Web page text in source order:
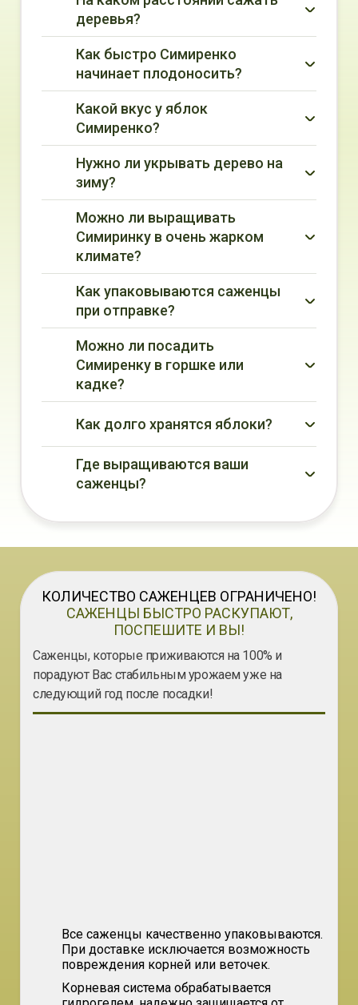
деревья?
Как быстро Симиренко
начинает плодоносить?
Какой вкус у яблок
Симиренко?
Нужно ли укрывать дерево на
зиму?
Можно ли выращивать
Симиринку в очень жарком
климате?
Как упаковываются саженцы
при отправке?
Можно ли посадить
Симиренку в горшке или
кадке?
Как долго хранятся яблоки?
Где выращиваются ваши
саженцы?
КОЛИЧЕСТВО САЖЕНЦЕВ ОГРАНИЧЕНО!
CАЖЕНЦЫ БЫСТРО РАСКУПАЮТ,
ПОСПЕШИТЕ И ВЫ!
Саженцы, которые приживаются на 100% и
порадуют Вас стабильным урожаем уже на
следующий год после посадки!
Все саженцы качественно упаковываются.
При доставке исключается возможность
повреждения корней или веточек.
Корневая система обрабатывается